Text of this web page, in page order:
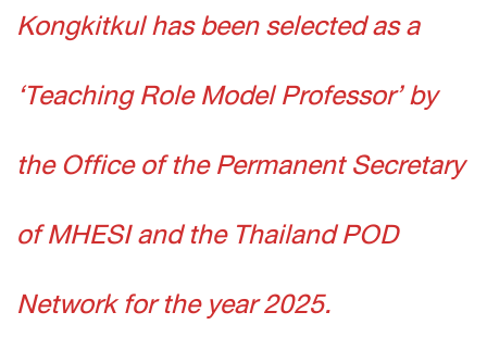
Kongkitkul has been selected as a
‘Teaching Role Model Professor’ by
the Office of the Permanent Secretary
of MHESI and the Thailand POD
Network for the year 2025.